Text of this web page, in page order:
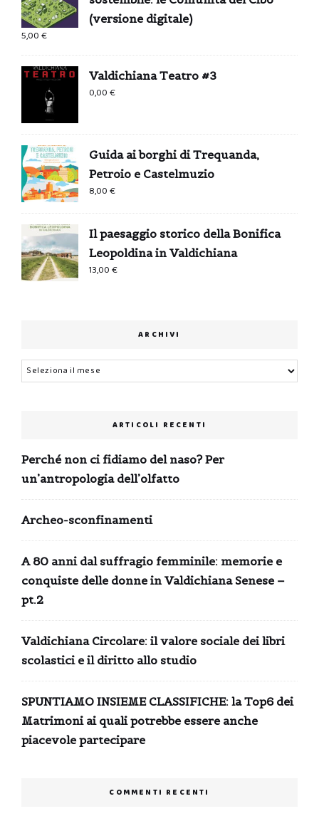
(versione digitale)
5,00€
Valdichiana Teatro #3
0,00€
Guida ai borghi di Trequanda,
Petroio e Castelmuzio
8,00€
Il paesaggio storico della Bonifica
Leopoldina in Valdichiana
13,00€
ARCHIVI
Archivi
ARTICOLI RECENTI
Perché non ci fidiamo del naso? Per
un’antropologia dell’olfatto
Archeo-sconfinamenti
A 80 anni dal suffragio femminile: memorie e
conquiste delle donne in Valdichiana Senese –
pt.2
Valdichiana Circolare: il valore sociale dei libri
scolastici e il diritto allo studio
SPUNTIAMO INSIEME CLASSIFICHE: la Top6 dei
Matrimoni ai quali potrebbe essere anche
piacevole partecipare
COMMENTI RECENTI